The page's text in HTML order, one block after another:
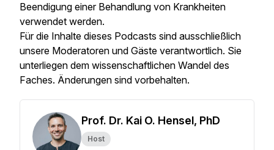
Beendigung einer Behandlung von Krankheiten
verwendet werden.
Für die Inhalte dieses Podcasts sind ausschließlich
unsere Moderatoren und Gäste verantwortlich. Sie
unterliegen dem wissenschaftlichen Wandel des
Faches. Änderungen sind vorbehalten.
Prof. Dr. Kai O. Hensel, PhD
Host